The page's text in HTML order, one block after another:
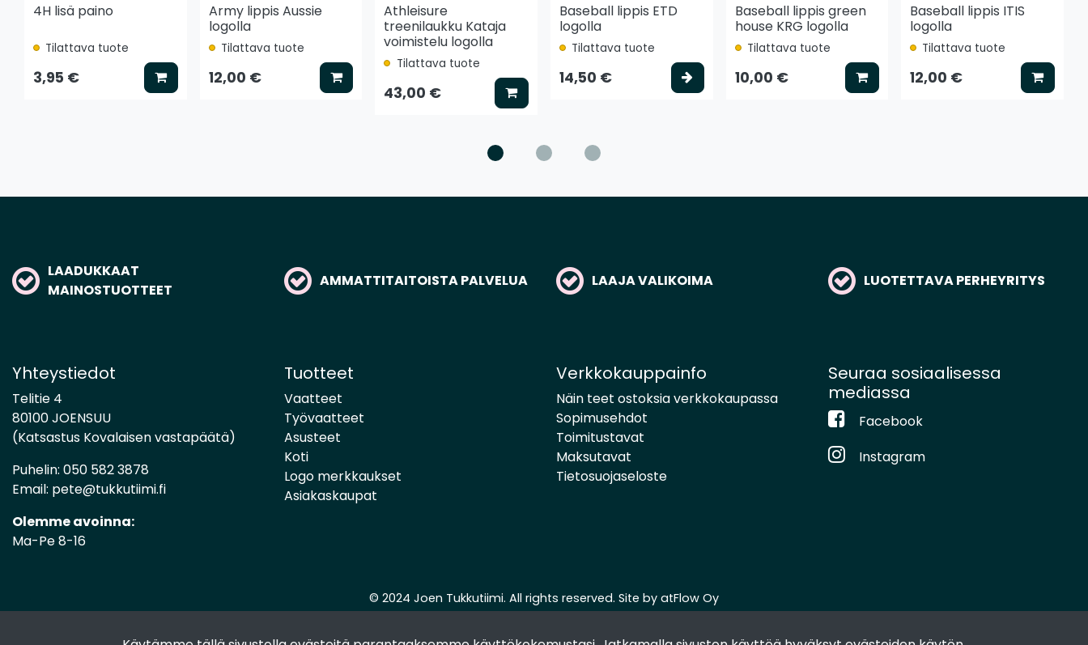
4H lisä paino
Tilattava tuote
3,95 € Lisää koriin
Army lippis Aussie
logolla
Tilattava tuote
12,00 € Lisää koriin
Athleisure
treenilaukku Kataja
voimistelu logolla
Tilattava tuote
43,00 € Lisää koriin
Baseball lippis ETD
logolla
Tilattava tuote
14,50 € Valitse vaihtoehto
Baseball lippis green
house KRG logolla
Tilattava tuote
10,00 € Lisää koriin
Baseball lippis ITIS
logolla
Tilattava tuote
12,00 € Lisää
LAADUKKAAT
MAINOSTUOTTEET
AMMATTITAITOISTA PALVELUA LAAJA VALIKOIMA LUOTETTAVA PERHEYRITYS
Yhteystiedot
Telitie 4
80100 JOENSUU
(Katsastus Kovalaisen vastapäätä)
Puhelin: 050 582 3878
Email: pete@tukkutiimi.fi
Olemme avoinna:
Ma-Pe 8-16
Tuotteet
Vaatteet
Työvaatteet
Asusteet
Koti
Logo merkkaukset
Asiakaskaupat
Verkkokauppainfo
Näin teet ostoksia verkkokaupassa
Sopimusehdot
Toimitustavat
Maksutavat
Tietosuojaseloste
Seuraa sosiaalisessa
mediassa
Facebook
Instagram
© 2024 Joen Tukkutiimi. All rights reserved. Site by atFlow Oy